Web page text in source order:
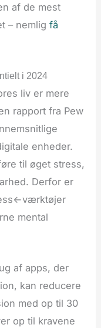
af de mest
– nemligfå
i 2024
liv er mere
rapport fra Pew
enheder.
til øget stress,
Derfor er
værktøjer
mental
af apps, der
kan reducere
med op til 30
op til kravene